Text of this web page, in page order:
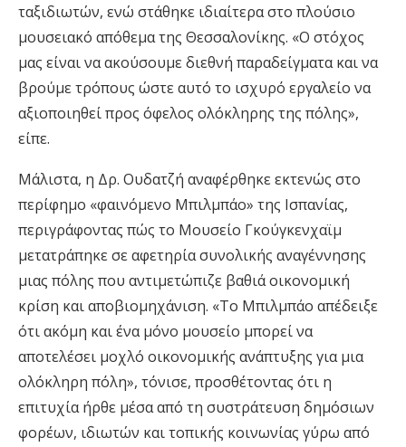
ταξιδιωτών, ενώ στάθηκε ιδιαίτερα στο πλούσιο
μουσειακό απόθεμα της Θεσσαλονίκης. «Ο στόχος
μας είναι να ακούσουμε διεθνή παραδείγματα και να
βρούμε τρόπους ώστε αυτό το ισχυρό εργαλείο να
αξιοποιηθεί προς όφελος ολόκληρης της πόλης»,
είπε.
Μάλιστα, η Δρ. Ουδατζή αναφέρθηκε εκτενώς στο
περίφημο «φαινόμενο Μπιλμπάο» της Ισπανίας,
περιγράφοντας πώς το Μουσείο Γκούγκενχαϊμ
μετατράπηκε σε αφετηρία συνολικής αναγέννησης
μιας πόλης που αντιμετώπιζε βαθιά οικονομική
κρίση και αποβιομηχάνιση. «Το Μπιλμπάο απέδειξε
ότι ακόμη και ένα μόνο μουσείο μπορεί να
αποτελέσει μοχλό οικονομικής ανάπτυξης για μια
ολόκληρη πόλη», τόνισε, προσθέτοντας ότι η
επιτυχία ήρθε μέσα από τη συστράτευση δημόσιων
φορέων, ιδιωτών και τοπικής κοινωνίας γύρω από